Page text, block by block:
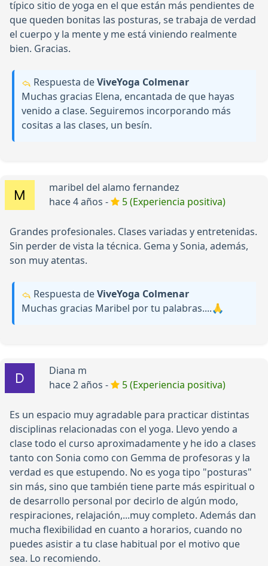
típico sitio de yoga en el que están más pendientes de
que queden bonitas las posturas, se trabaja de verdad
el cuerpo y la mente y me está viniendo realmente
bien. Gracias.
Respuesta deViveYoga Colmenar
Muchas gracias Elena, encantada de que hayas
venido a clase. Seguiremos incorporando más
cositas a las clases, un besín.
maribel del alamo fernandez
hace 4 años -
5 (Experiencia positiva)
Grandes profesionales. Clases variadas y entretenidas.
Sin perder de vista la técnica. Gema y Sonia, además,
son muy atentas.
Respuesta deViveYoga Colmenar
Muchas gracias Maribel por tu palabras....🙏
Diana m
hace 2 años -
5 (Experiencia positiva)
Es un espacio muy agradable para practicar distintas
disciplinas relacionadas con el yoga. Llevo yendo a
clase todo el curso aproximadamente y he ido a clases
tanto con Sonia como con Gemma de profesoras y la
verdad es que estupendo. No es yoga tipo "posturas"
sin más, sino que también tiene parte más espiritual o
de desarrollo personal por decirlo de algún modo,
respiraciones, relajación,...muy completo. Además dan
mucha flexibilidad en cuanto a horarios, cuando no
puedes asistir a tu clase habitual por el motivo que
sea. Lo recomiendo.